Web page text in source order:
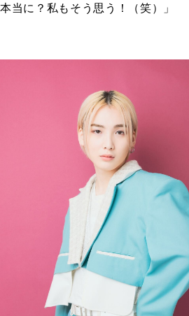
当に？私もそう思う！（笑）」